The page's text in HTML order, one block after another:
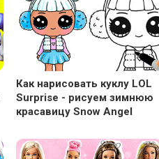
Как нарисовать куклу LOL
Surprise - рисуем зимнюю
красавицу Snow Angel